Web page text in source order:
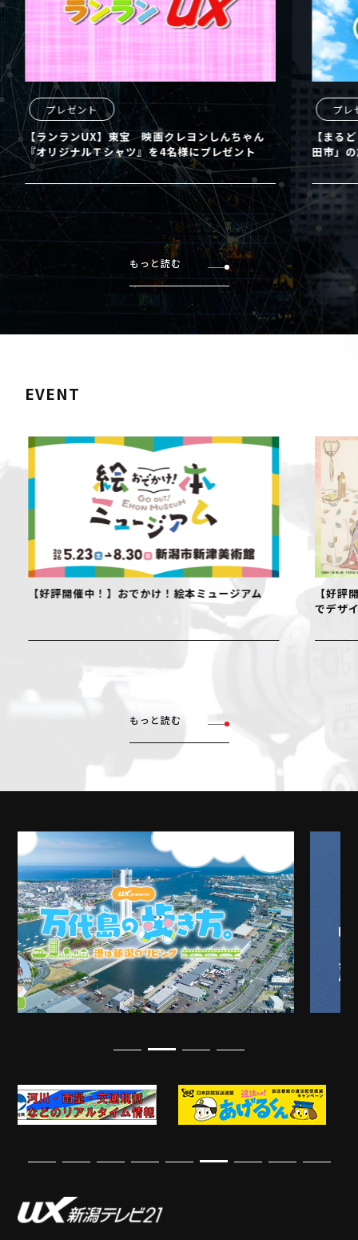
プレゼント
【ランランUX】東宝 映画クレヨンしんちゃん
『オリジナルＴシャツ』を4名様にプレゼント
プレ
【まる
田市」
もっと読む
EVENT
【好評開催中！】おでかけ！絵本ミュージアム
【好評
でデザ
もっと読む